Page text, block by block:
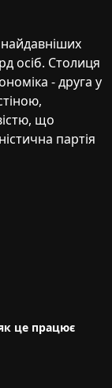
найдавніших
осіб. Столиця
- друга у
що
партія
це працює